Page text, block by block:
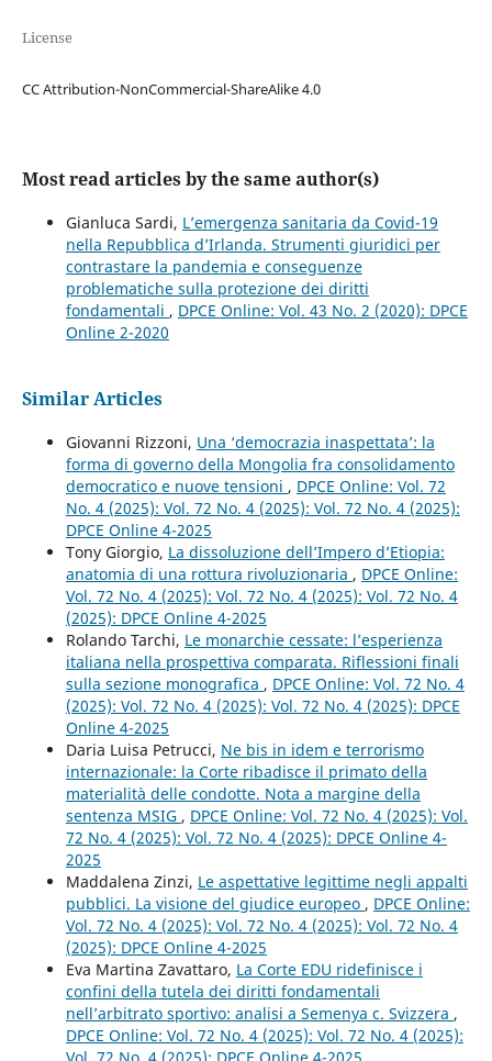
License
CC Attribution-NonCommercial-ShareAlike 4.0
Most read articles by the same author(s)
Gianluca Sardi, L’emergenza sanitaria da Covid-19
nella Repubblica d’Irlanda. Strumenti giuridici per
contrastare la pandemia e conseguenze
problematiche sulla protezione dei diritti
fondamentali , DPCE Online: Vol. 43 No. 2 (2020): DPCE
Online 2-2020
Similar Articles
Giovanni Rizzoni, Una ‘democrazia inaspettata’: la
forma di governo della Mongolia fra consolidamento
democratico e nuove tensioni , DPCE Online: Vol. 72
No. 4 (2025): Vol. 72 No. 4 (2025): Vol. 72 No. 4 (2025):
DPCE Online 4-2025
Tony Giorgio, La dissoluzione dell’Impero d’Etiopia:
anatomia di una rottura rivoluzionaria , DPCE Online:
Vol. 72 No. 4 (2025): Vol. 72 No. 4 (2025): Vol. 72 No. 4
(2025): DPCE Online 4-2025
Rolando Tarchi, Le monarchie cessate: l’esperienza
italiana nella prospettiva comparata. Riflessioni finali
sulla sezione monografica , DPCE Online: Vol. 72 No. 4
(2025): Vol. 72 No. 4 (2025): Vol. 72 No. 4 (2025): DPCE
Online 4-2025
Daria Luisa Petrucci, Ne bis in idem e terrorismo
internazionale: la Corte ribadisce il primato della
materialità delle condotte. Nota a margine della
sentenza MSIG , DPCE Online: Vol. 72 No. 4 (2025): Vol.
72 No. 4 (2025): Vol. 72 No. 4 (2025): DPCE Online 4-
2025
Maddalena Zinzi, Le aspettative legittime negli appalti
pubblici. La visione del giudice europeo , DPCE Online:
Vol. 72 No. 4 (2025): Vol. 72 No. 4 (2025): Vol. 72 No. 4
(2025): DPCE Online 4-2025
Eva Martina Zavattaro, La Corte EDU ridefinisce i
confini della tutela dei diritti fondamentali
nell’arbitrato sportivo: analisi a Semenya c. Svizzera ,
DPCE Online: Vol. 72 No. 4 (2025): Vol. 72 No. 4 (2025):